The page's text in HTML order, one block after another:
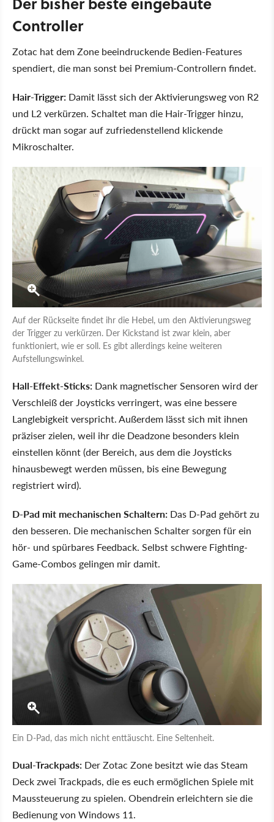
Controller
Zotac hat dem Zone beeindruckende Bedien-Features
spendiert, die man sonst bei Premium-Controllern findet.
Hair-Trigger: Damit lässt sich der Aktivierungsweg von R2
und L2 verkürzen. Schaltet man die Hair-Trigger hinzu,
drückt man sogar auf zufriedenstellend klickende
Mikroschalter.
Auf der Rückseite findet ihr die Hebel, um den Aktivierungsweg
der Trigger zu verkürzen. Der Kickstand ist zwar klein, aber
funktioniert, wie er soll. Es gibt allerdings keine weiteren
Aufstellungswinkel.
Hall-Effekt-Sticks: Dank magnetischer Sensoren wird der
Verschleiß der Joysticks verringert, was eine bessere
Langlebigkeit verspricht. Außerdem lässt sich mit ihnen
präziser zielen, weil ihr die Deadzone besonders klein
einstellen könnt (der Bereich, aus dem die Joysticks
hinausbewegt werden müssen, bis eine Bewegung
registriert wird).
D-Pad mit mechanischen Schaltern: Das D-Pad gehört zu
den besseren. Die mechanischen Schalter sorgen für ein
hör- und spürbares Feedback. Selbst schwere Fighting-
Game-Combos gelingen mir damit.
Ein D-Pad, das mich nicht enttäuscht. Eine Seltenheit.
Dual-Trackpads: Der Zotac Zone besitzt wie das Steam
Deck zwei Trackpads, die es euch ermöglichen Spiele mit
Maussteuerung zu spielen. Obendrein erleichtern sie die
Bedienung von Windows 11.